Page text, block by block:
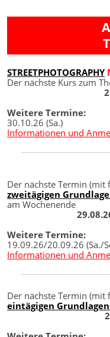
STREETPHOTOGRAPHY
Der nächste Kurs zum
Weitere Termine:
30.10.26 (Sa.)
Informationen und
Der nächste Termin (mit
zweitägigen
am Wochenende
Weitere Termine:
19.09.26/20.09.26 (Sa./
Informationen und
Der nächste Termin (mit
eintägigen